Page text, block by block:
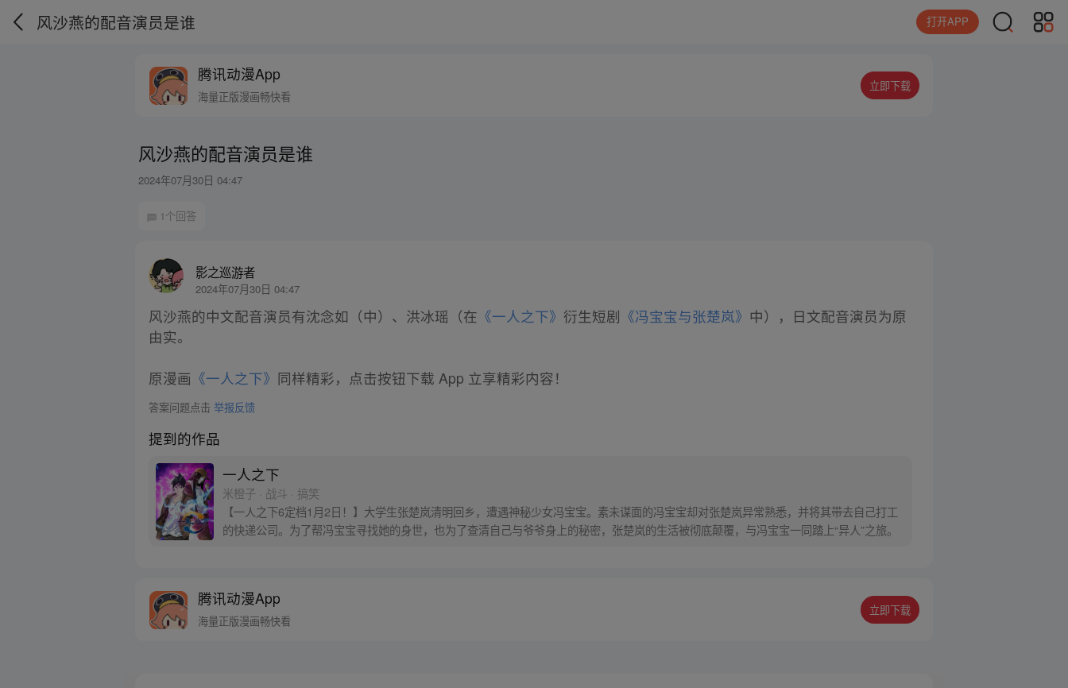
风沙燕的配音演员是谁 打开APP
腾讯动漫App
海量正版漫画畅快看
立即下载
风沙燕的配音演员是谁
2024年07月30日 04:47
1个回答
影之巡游者
2024年07月30日 04:47
风沙燕的中文配音演员有沈念如（中）、洪冰瑶（在 《一人之下》 衍生短剧 《冯宝宝与张楚岚》 中），日文配音演员为原
由实。
原漫画 《一人之下》 同样精彩，点击按钮下载 App 立享精彩内容！
答案问题点击举报反馈
提到的作品
一人之下
米橙子 · 战斗 · 搞笑
【一人之下6定档1月2日！】大学生张楚岚清明回乡，遭遇神秘少女冯宝宝。素未谋面的冯宝宝却对张楚岚异常熟悉，并将其带去自己打工
的快递公司。为了帮冯宝宝寻找她的身世，也为了查清自己与爷爷身上的秘密，张楚岚的生活被彻底颠覆，与冯宝宝一同踏上“异人”之旅。
腾讯动漫App
海量正版漫画畅快看
立即下载